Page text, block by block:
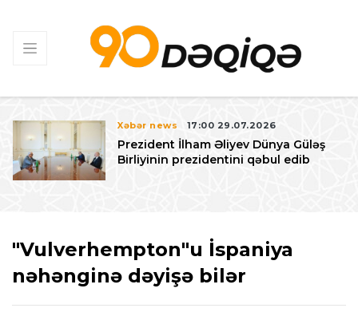
Xəbər news 17:00 29.07.2026
Prezident İlham Əliyev Dünya Güləş
Birliyinin prezidentini qəbul edib
"Vulverhempton"u İspaniya
nəhənginə dəyişə bilər